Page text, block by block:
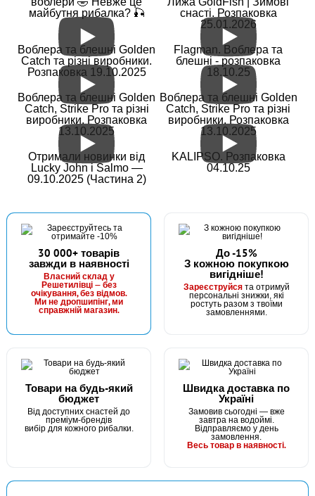
майбутня рибалка? 🎣
снасті. Розпаковка
25.01.2026
Воблера та блешні Golden
Catch та різні виробники.
Розпаковка 19.10.2025
Flagman. Воблера та
блешні - розпаковка
18.10.25
Воблера та блешні Golden
Catch, Strike Pro та різні
виробники. Розпаковка
13.10.2025
Воблера та блешні Golden
Catch, Strike Pro та різні
виробники. Розпаковка
13.10.2025
Отримали новинки від
Lucky John і Salmo —
09.10.2025 (Частина 2)
KALIPSO. Розпаковка
04.10.25
30 000+ товарів
завжди в наявності
Власний склад у
Решетилівці — без
очікування, без відмов.
Ми не дропшипінг, ми
справжній магазин.
До -15%
З кожною покупкою
вигідніше!
Зареєструйсята отримуй
персональні знижки, які
ростуть разом з твоїми
замовленнями.
Товари на будь-який
бюджет
Від доступних снастей до
преміум-брендів
вибір для кожного рибалки.
Швидка доставка по
Україні
Замовив сьогодні — вже
завтра на водоймі.
Відправляємо у день
замовлення.
Весь товар в наявності.